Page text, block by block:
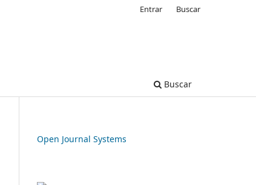
Buscar
Entrar Buscar
Open Journal Systems